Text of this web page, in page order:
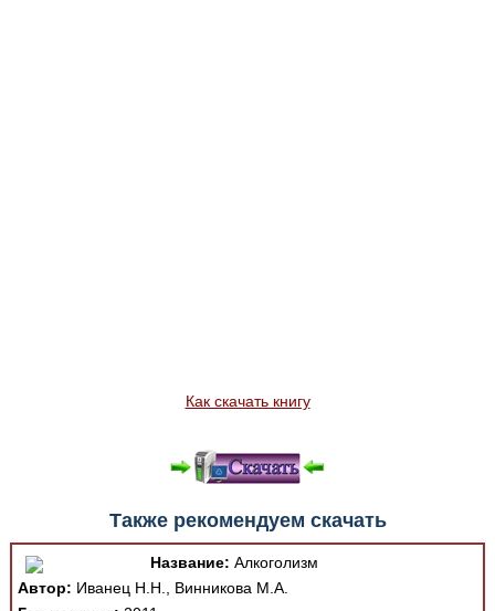
Как скачать книгу
Также рекомендуем скачать
Название: Алкоголизм
Автор: Иванец Н.Н., Винникова М.А.